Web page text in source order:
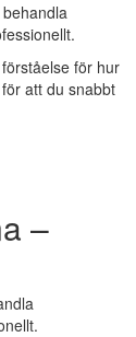
för hur
att du snabbt
–